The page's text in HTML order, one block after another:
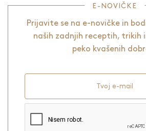
E-NOVIČKE
Prijavite se na e-novičke in
naših zadnjih receptih, trikih
peko kvašenih
Tvoj e-mail